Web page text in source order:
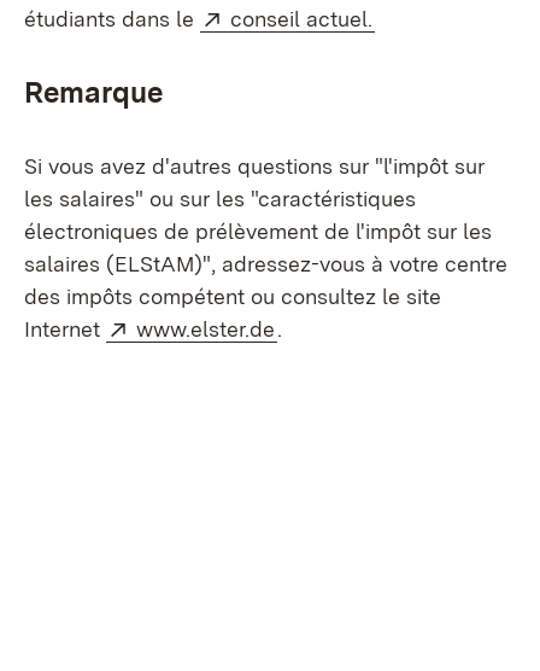
étudiants dans le
Externe:
conseil actuel.
Remarque
Si vous avez d'autres questions sur "l'impôt sur
les salaires" ou sur les "caractéristiques
électroniques de prélèvement de l'impôt sur les
salaires (ELStAM)", adressez-vous à votre centre
des impôts compétent ou consultez le site
Internet
Externe:
www.elster.de.